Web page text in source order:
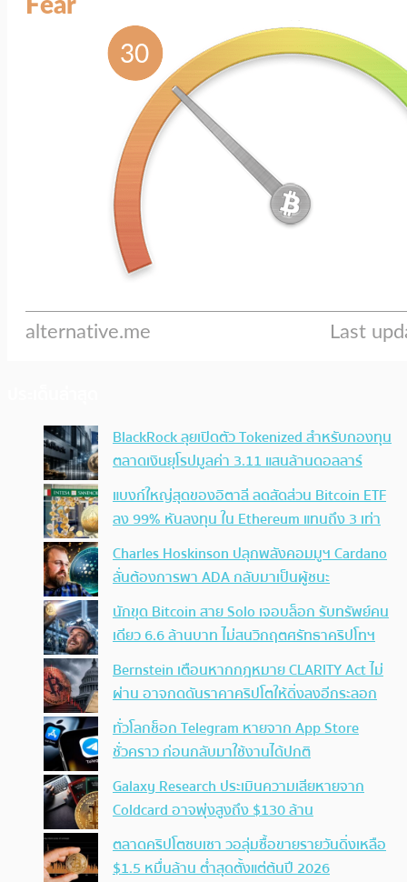
BlackRock ลุยเปิดตัว Tokenized สำหรับกองทุน
ตลาดเงินยุโรปมูลค่า 3.11 แสนล้านดอลลาร์
แบงก์ใหญ่สุดของอิตาลี ลดสัดส่วน Bitcoin ETF
ลง 99% หันลงทุน ใน Ethereum แทนถึง 3 เท่า
Charles Hoskinson ปลุกพลังคอมมูฯ Cardano
ลั่นต้องการพา ADA กลับมาเป็นผู้ชนะ
นักขุด Bitcoin สาย Solo เจอบล็อก รับทรัพย์คน
เดียว 6.6 ล้านบาท ไม่สนวิกฤตศรัทธาคริปโทฯ
Bernstein เตือนหากกฎหมาย CLARITY Act ไม่
ผ่าน อาจกดดันราคาคริปโตให้ดิ่งลงอีกระลอก
ทั่วโลกช็อก Telegram หายจาก App Store
ชั่วคราว ก่อนกลับมาใช้งานได้ปกติ
Galaxy Research ประเมินความเสียหายจาก
Coldcard อาจพุ่งสูงถึง $130 ล้าน
ตลาดคริปโตซบเซา วอลุ่มซื้อขายรายวันดิ่งเหลือ
$1.5 หมื่นล้าน ต่ำสุดตั้งแต่ต้นปี 2026